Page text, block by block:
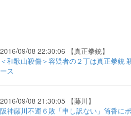
2016/09/08 22:30:06 【真正拳銃】
＜和歌山殺傷＞容疑者の２丁は真正拳銃
ース
2016/09/08 21:30:05 【藤川】
阪神藤川不運６敗「申し訳ない」筒香に